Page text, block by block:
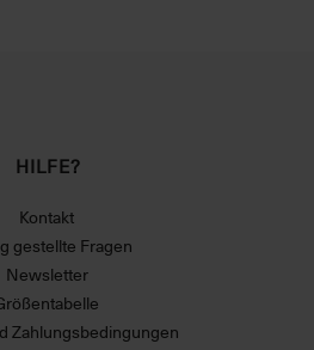
HILFE?
Kontakt
gestellte Fragen
Newsletter
Zahlungsbedingungen